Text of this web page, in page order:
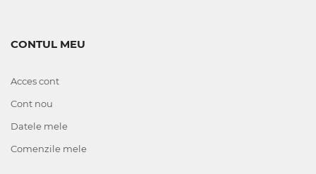
CONTUL MEU
Acces cont
Cont nou
Datele mele
Comenzile mele